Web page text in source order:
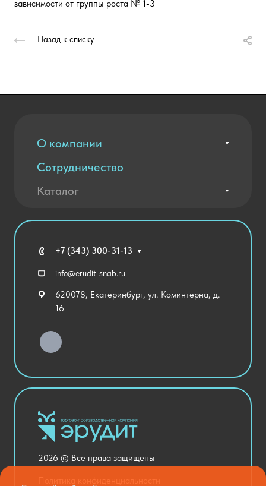
зависимости от группы роста № 1-3
Назад к списку
О компании
Вакансии
Контакты
Благодарственные письма
Сотрудничество
Оплата и доставка
Каталог
Технические средства обучения
Спортивный зал
Уличное оборудование
Хозяйственные Товары
Столовая и пищеблок
Оснащение кабинетов
Медицинский кабинет
Национальные проекты
+7 (343) 300-31-13
info@erudit-snab.ru
620078, Екатеринбург, ул. Коминтерна, д.
16
2026 © Все права защищены